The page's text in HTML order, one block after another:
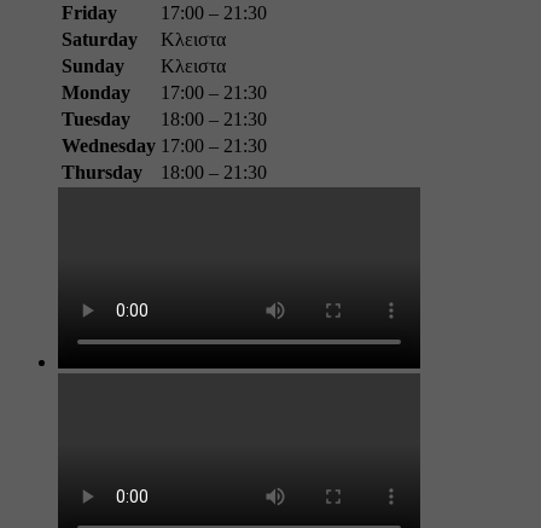
Friday
17:00 – 21:30
Saturday
Κλειστα
Sunday
Κλειστα
Monday
17:00 – 21:30
Tuesday
18:00 – 21:30
Wednesday 17:00 – 21:30
Thursday
18:00 – 21:30